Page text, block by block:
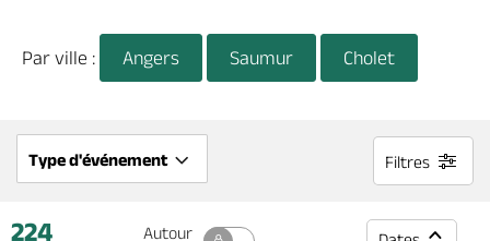
Dormir, manger
Séjours, cadeaux
Par ville : Angers Saumur Cholet
Type d'événement Filtres
224
Autour